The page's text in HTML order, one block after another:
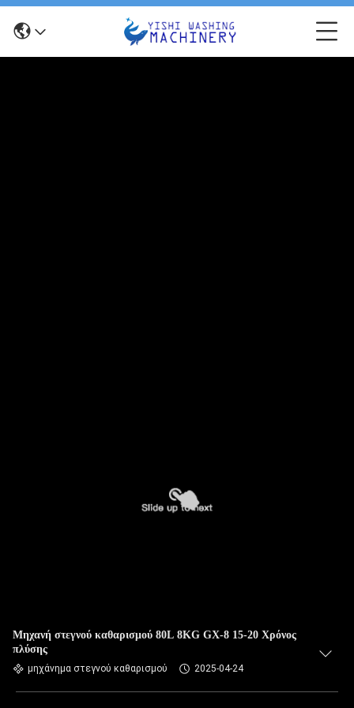
Μηχανή στεγνού καθαρισμού 80L 8KG GX-8 15-20 Χρόνος
πλύσης
μηχάνημα στεγνού καθαρισμού 2025-04-24